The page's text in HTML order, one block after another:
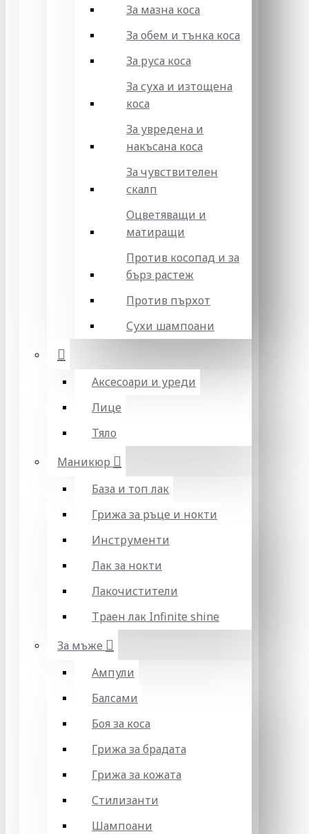
За мазна коса
За обем и тънка коса
За руса коса
За суха и изтощена
коса
За увредена и
накъсана коса
За чувствителен
скалп
Оцветяващи и
матиращи
Против косопад и за
бърз растеж
Против пърхот
Сухи шампоани
Аксесоари и уреди
Лице
Тяло
Маникюр
База и топ лак
Грижа за ръце и нокти
Инструменти
Лак за нокти
Лакочистители
Траен лак Infinite shine
За мъже
Ампули
Балсами
Боя за коса
Грижа за брадата
Грижа за кожата
Стилизанти
Шампоани